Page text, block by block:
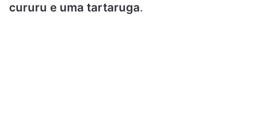
cururu e uma tartaruga.